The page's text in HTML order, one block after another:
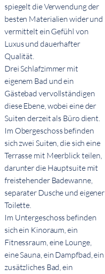
spiegelt die Verwendung der
besten Materialien wider und
vermittelt ein Gefühl von
Luxus und dauerhafter
Qualität.
Drei Schlafzimmer mit
eigenem Bad und ein
Gästebad vervollständigen
diese Ebene, wobei eine der
Suiten derzeit als Büro dient.
Im Obergeschoss befinden
sich zwei Suiten, die sich eine
Terrasse mit Meerblick teilen,
darunter die Hauptsuite mit
freistehender Badewanne,
separater Dusche und eigener
Toilette.
Im Untergeschoss befinden
sich ein Kinoraum, ein
Fitnessraum, eine Lounge,
eine Sauna, ein Dampfbad, ein
zusätzliches Bad, ein